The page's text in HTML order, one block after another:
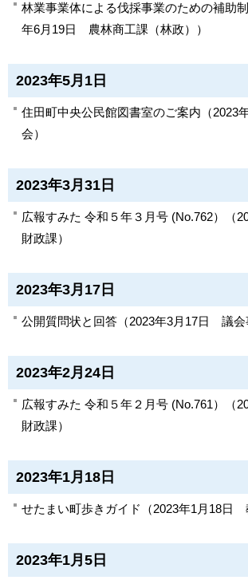
林業事業体による伐採事業のための補助
年6月19日
農林商工課（林政） ）
2023年5月1日
住田町中央公民館図書室のご案内 （2023
会）
2023年3月31日
広報すみた 令和５年３月号 (No.762） （
財政課）
2023年3月17日
公開質問状と回答 （2023年3月17日 議会
2023年2月24日
広報すみた 令和５年２月号 (No.761） （
財政課）
2023年1月18日
せたまい町歩きガイド （2023年1月18日
2023年1月5日